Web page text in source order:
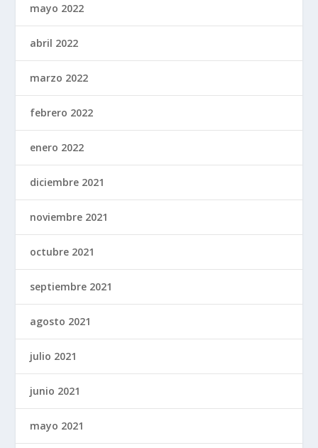
mayo 2022
abril 2022
marzo 2022
febrero 2022
enero 2022
diciembre 2021
noviembre 2021
octubre 2021
septiembre 2021
agosto 2021
julio 2021
junio 2021
mayo 2021